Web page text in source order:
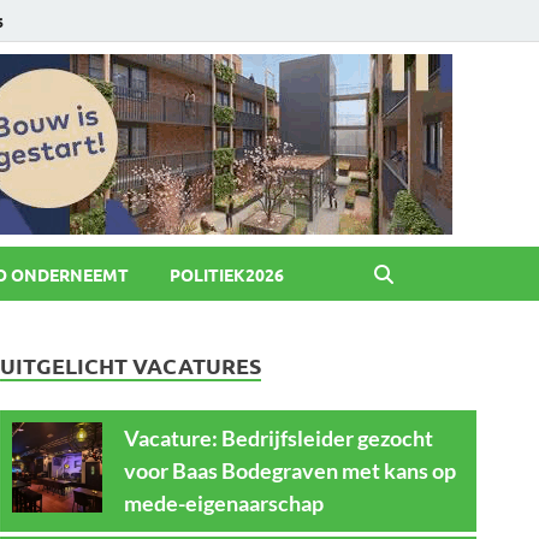
ONDERNEEMT POLITIEK2026
UITGELICHT VACATURES
Vacature: Bedrijfsleider gezocht
voor Baas Bodegraven met kans op
mede-eigenaarschap